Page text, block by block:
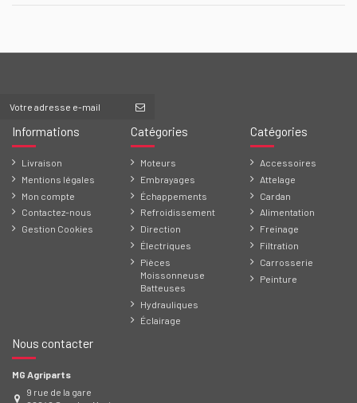
Informations
Livraison
Mentions légales
Mon compte
Contactez-nous
Gestion Cookies
Catégories
Moteurs
Embrayages
Échappements
Refroidissement
Direction
Électriques
Pièces
Moissonneuse
Batteuses
Hydrauliques
Éclairage
Catégories
Accessoires
Attelage
Cardan
Alimentation
Freinage
Filtration
Carrosserie
Peinture
Nous contacter
MG Agriparts
9 rue de la gare